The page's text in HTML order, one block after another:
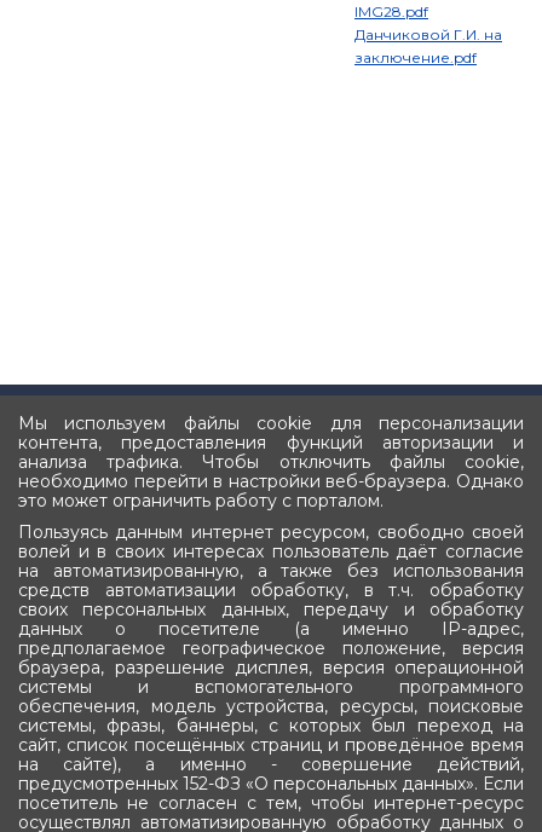
IMG28.pdf
Данчиковой Г.И. на
заключение.pdf
Подписка
Оставьте ваш e-mail, чтобы получать новости
Подписаться
Государственное Собрание (Ил Тумэн)
Республики Саха (Якутия)
Мы используем файлы cookie для персонализации
контента, предоставления функций авторизации и
анализа трафика. Чтобы отключить файлы cookie,
необходимо перейти в настройки веб-браузера. Однако
это может ограничить работу с порталом.
Пользуясь данным интернет ресурсом, свободно своей
волей и в своих интересах пользователь даёт согласие
на автоматизированную, а также без использования
средств автоматизации обработку, в т.ч. обработку
своих персональных данных, передачу и обработку
данных о посетителе (а именно IP-адрес,
предполагаемое географическое положение, версия
браузера, разрешение дисплея, версия операционной
системы и вспомогательного программного
обеспечения, модель устройства, ресурсы, поисковые
системы, фразы, баннеры, с которых был переход на
сайт, список посещённых страниц и проведённое время
на сайте), а именно - совершение действий,
предусмотренных 152-ФЗ «О персональных данных». Если
посетитель не согласен с тем, чтобы интернет-ресурс
осуществлял автоматизированную обработку данных о